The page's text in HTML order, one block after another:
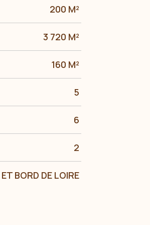
200 M²
3 720 M²
160 M²
5
6
2
BORD DE LOIRE